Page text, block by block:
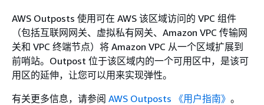
AWS Outposts 使用可在 AWS 该区域访问的 VPC 组件
（包括互联网网关、虚拟私有网关、Amazon VPC 传输网
关和 VPC 终端节点）将 Amazon VPC 从一个区域扩展到
前哨站。Outpost 位于该区域内的一个可用区中，是该可
用区的延伸，让您可以用来实现弹性。
有关更多信息，请参阅 AWS Outposts 《用户指南》 。